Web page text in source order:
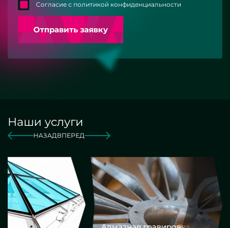
Согласие с политикой конфиденциальности
Отправить заявку
Наши услуги
НАЗАДВПЕРЕД